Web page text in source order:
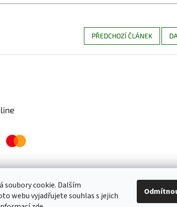
soubory cookie. Dalším
webu vyjadřujete souhlas s jejich
PŘEDCHOZÍ ČLÁNEK
kontrolujeme a ošetřujeme, aby byly zdravé a bez